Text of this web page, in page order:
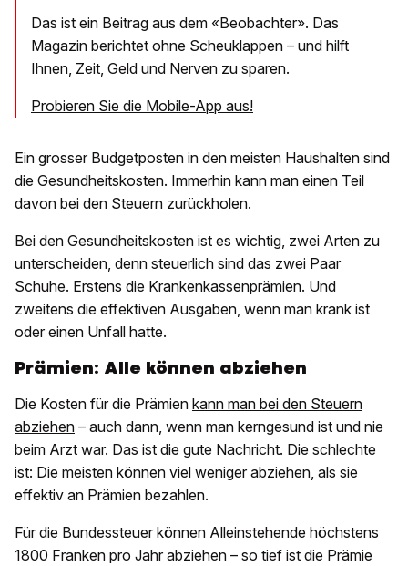
Das ist ein Beitrag aus dem «Beobachter». Das
Magazin berichtet ohne Scheuklappen – und hilft
Ihnen, Zeit, Geld und Nerven zu sparen.
Probieren Sie die Mobile-App aus!
Ein grosser Budgetposten in den meisten Haushalten sind
die Gesundheitskosten. Immerhin kann man einen Teil
davon bei den Steuern zurückholen.
Bei den Gesundheitskosten ist es wichtig, zwei Arten zu
unterscheiden, denn steuerlich sind das zwei Paar
Schuhe. Erstens die Krankenkassenprämien. Und
zweitens die effektiven Ausgaben, wenn man krank ist
oder einen Unfall hatte.
Prämien: Alle können abziehen
Die Kosten für die Prämien kann man bei den Steuern
abziehen – auch dann, wenn man kerngesund ist und nie
beim Arzt war. Das ist die gute Nachricht. Die schlechte
ist: Die meisten können viel weniger abziehen, als sie
effektiv an Prämien bezahlen.
Für die Bundessteuer können Alleinstehende höchstens
1800 Franken pro Jahr abziehen – so tief ist die Prämie